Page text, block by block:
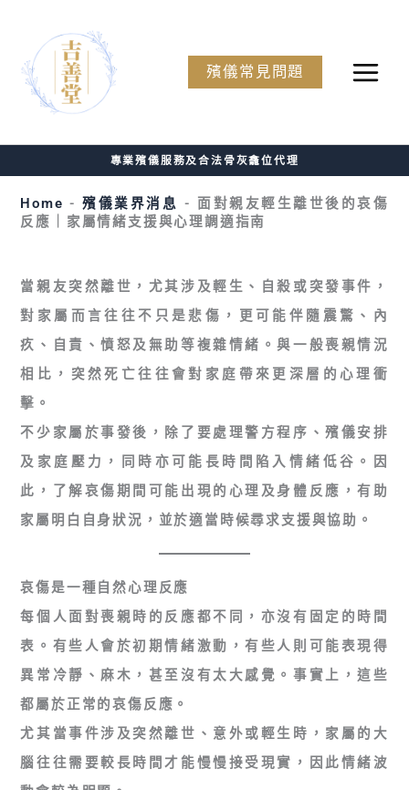
content
殯儀常見問題
專業殯儀服務及合法骨灰龕位代理
Home -殯儀業界消息 - 面對親友輕生離世後的哀傷
反應｜家屬情緒支援與心理調適指南
當親友突然離世，尤其涉及輕生、自殺或突發事件，
對家屬而言往往不只是悲傷，更可能伴隨震驚、內
疚、自責、憤怒及無助等複雜情緒。與一般喪親情況
相比，突然死亡往往會對家庭帶來更深層的心理衝
擊。
不少家屬於事發後，除了要處理警方程序、殯儀安排
及家庭壓力，同時亦可能長時間陷入情緒低谷。因
此，了解哀傷期間可能出現的心理及身體反應，有助
家屬明白自身狀況，並於適當時候尋求支援與協助。
哀傷是一種自然心理反應
每個人面對喪親時的反應都不同，亦沒有固定的時間
表。有些人會於初期情緒激動，有些人則可能表現得
異常冷靜、麻木，甚至沒有太大感覺。事實上，這些
都屬於正常的哀傷反應。
尤其當事件涉及突然離世、意外或輕生時，家屬的大
腦往往需要較長時間才能慢慢接受現實，因此情緒波
menu